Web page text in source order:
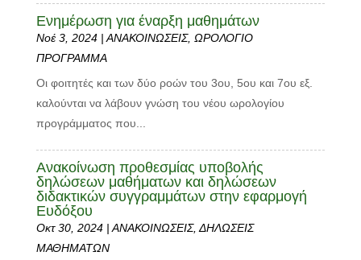
Ενημέρωση για έναρξη μαθημάτων
Νοέ 3, 2024| ΑΝΑΚΟΙΝΩΣΕΙΣ, ΩΡΟΛΟΓΙΟ
ΠΡΟΓΡΑΜΜΑ
Οι φοιτητές και των δύο ροών του 3ου, 5ου και 7ου εξ.
καλούνται να λάβουν γνώση του νέου ωρολογίου
προγράμματος που...
Ανακοίνωση προθεσμίας υποβολής
δηλώσεων μαθήματων και δηλώσεων
διδακτικών συγγραμμάτων στην εφαρμογή
Ευδόξου
Οκτ 30, 2024| ΑΝΑΚΟΙΝΩΣΕΙΣ, ΔΗΛΩΣΕΙΣ
ΜΑΘΗΜΑΤΩΝ